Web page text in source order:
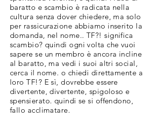
baratto e scambio è radicata nella
cultura senza dover chiedere, ma solo
per rassicurazione abbiamo inserito la
domanda, nel nome.. TF?! significa
scambio? quindi ogni volta che vuoi
sapere se un membro è ancora incline
al baratto, ma vedi i suoi altri social,
cerca il nome. o chiedi direttamente a
loro TF!? E sì, dovrebbe essere
divertente, divertente, spigoloso e
spensierato. quindi se si offendono,
fallo acclimatare.